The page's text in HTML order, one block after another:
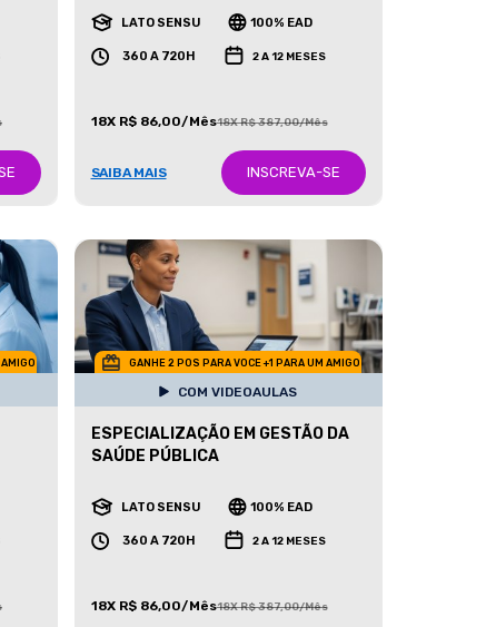
LATO SENSU 100% EAD
360 A 720H 2 A 12 MESES
18X R$ 86,00/Mês18X R$ 387,00/Mês
SAIBA MAIS INSCREVA-SE
GANHE 2 POS PARA VOCE +1 PARA UM AMIGO
COM VIDEOAULAS
ESPECIALIZAÇÃO EM GESTÃO DA
SAÚDE PÚBLICA
LATO SENSU 100% EAD
360 A 720H 2 A 12 MESES
18X R$ 86,00/Mês18X R$ 387,00/Mês